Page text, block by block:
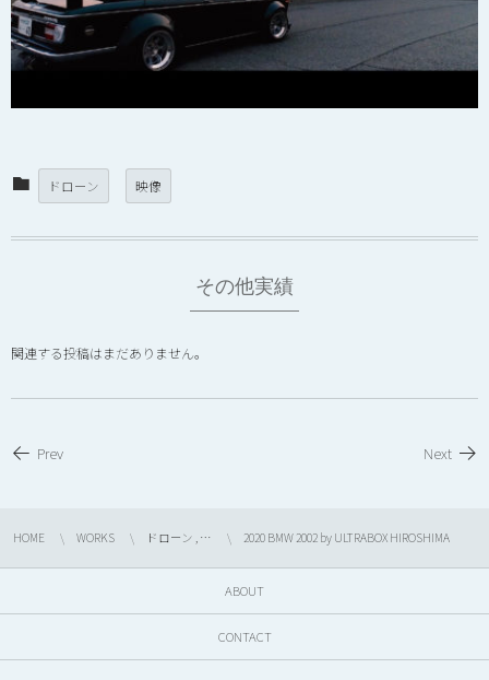
ドローン 映像
その他実績
関連する投稿はまだありません。
Prev Next
HOME WORKS ドローン , … 2020 BMW 2002 by ULTRABOX HIROSHIMA
ABOUT
CONTACT